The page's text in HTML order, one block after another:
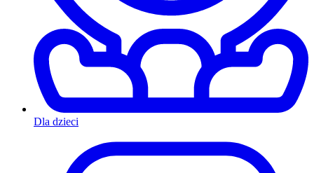
Dla dzieci